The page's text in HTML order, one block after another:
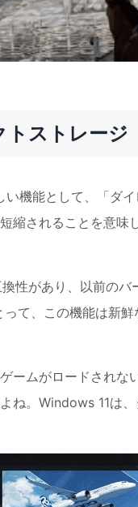
トストレージ
機能として、「ダ
縮されることを意
性があり、以前の
て、この機能は新
ームがロードされ
ね。Windows 11は